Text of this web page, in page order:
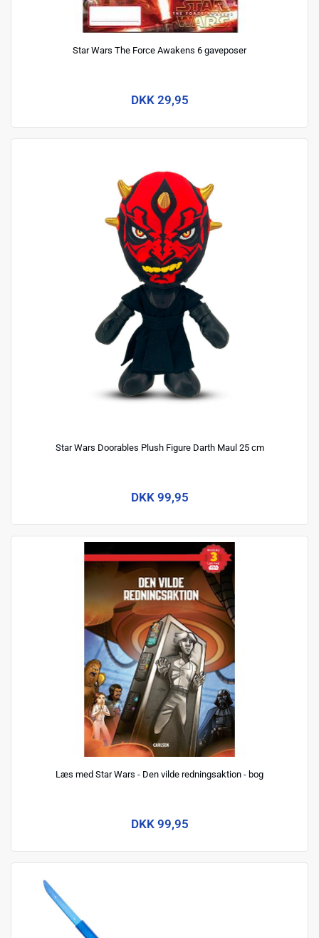
Star Wars The Force Awakens 6 gaveposer
DKK 29,95
Star Wars Doorables Plush Figure Darth Maul 25 cm
DKK 99,95
Læs med Star Wars - Den vilde redningsaktion - bog
DKK 99,95